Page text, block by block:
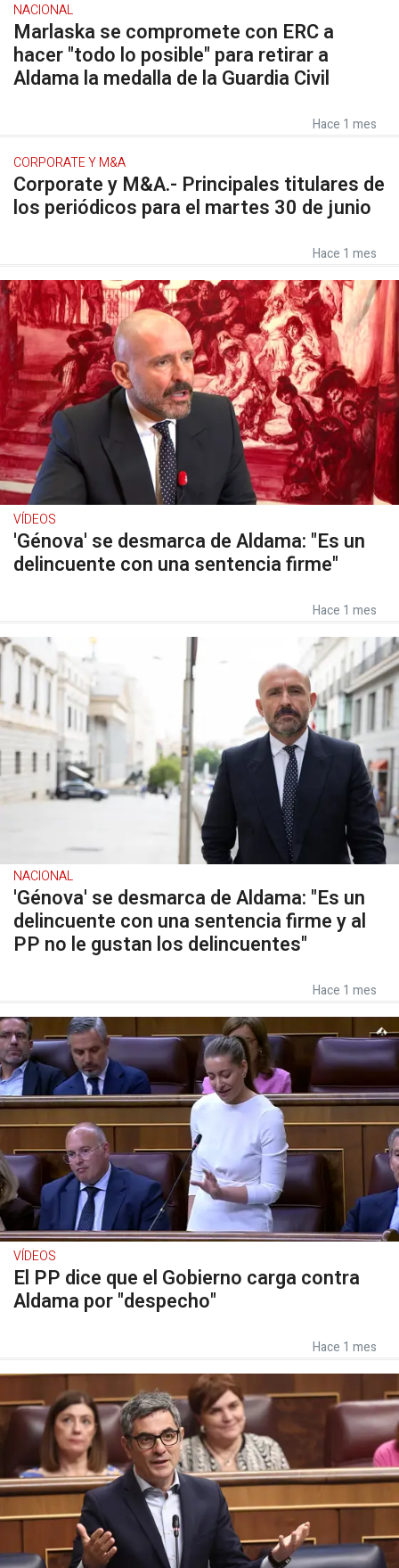
NACIONAL
Marlaska se compromete con ERC a
hacer "todo lo posible" para retirar a
Aldama la medalla de la Guardia Civil
Hace 1 mes
CORPORATE Y M&A
Corporate y M&A.- Principales titulares de
los periódicos para el martes 30 de junio
Hace 1 mes
VÍDEOS
'Génova' se desmarca de Aldama: "Es un
delincuente con una sentencia firme"
Hace 1 mes
NACIONAL
'Génova' se desmarca de Aldama: "Es un
delincuente con una sentencia firme y al
PP no le gustan los delincuentes"
Hace 1 mes
VÍDEOS
El PP dice que el Gobierno carga contra
Aldama por "despecho"
Hace 1 mes